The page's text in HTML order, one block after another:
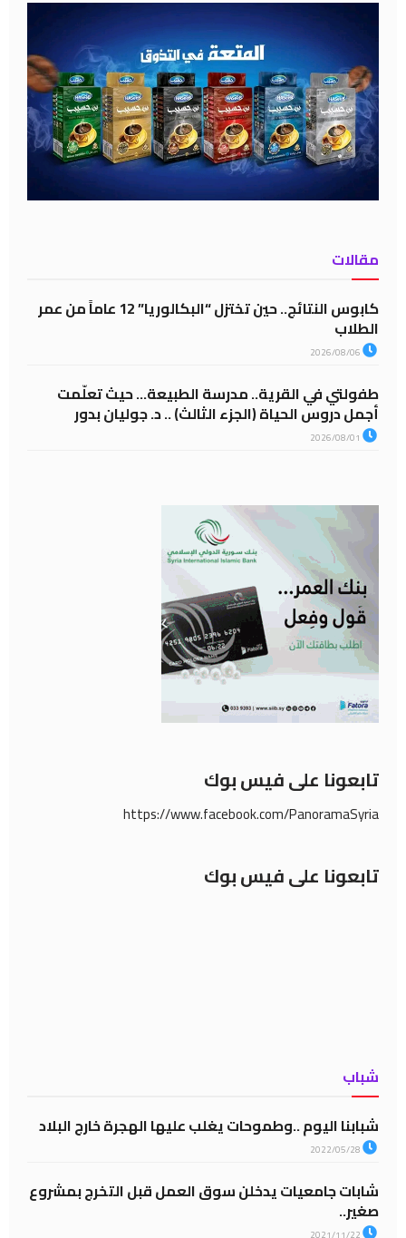
مقالات
كابوس النتائج.. حين تختزل “البكالوريا” 12 عاماً من عمر
الطلاب
طفولتي في القرية.. مدرسة الطبيعة… حيث تعلّمت
أجمل دروس الحياة (الجزء الثالث) .. د. جوليان بدور
تابعونا على فيس بوك
https://www.facebook.com/PanoramaSyria
تابعونا على فيس بوك
شباب
شبابنا اليوم ..وطموحات يغلب عليها الهجرة خارج البلاد
شابات جامعيات يدخلن سوق العمل قبل التخرج بمشروع
صغير..